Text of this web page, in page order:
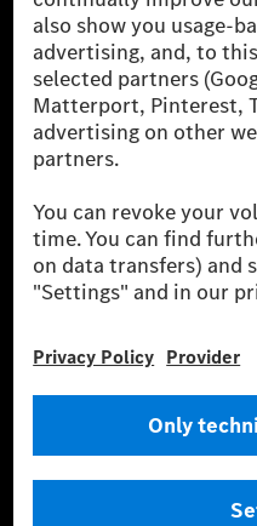
companies. With
the leading global
cars and vans.
financing, leasing, car
fleet management,
payment, insurance
mobility services.
Learn more
Technical Support Hotline
Do not sell or share my